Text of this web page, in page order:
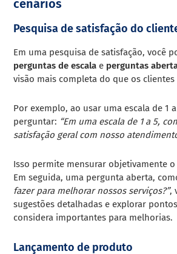
cenários
Pesquisa de satisfação do
Em uma pesquisa de satisfação, você
perguntas de escala e perguntas
visão mais completa do que os clientes
Por exemplo, ao usar uma escala de 1
perguntar: “Em uma escala de 1 a 5,
satisfação geral com nosso
Isso permite mensurar objetivamente
Em seguida, uma pergunta aberta,
fazer para melhorar nossos serviços?”,
sugestões detalhadas e explorar
considera importantes para melhorias.
Lançamento de produto